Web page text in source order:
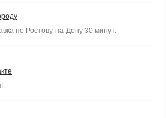
по Ростову-на-Дону 30 минут.